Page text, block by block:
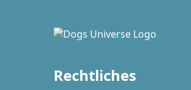
Rechtliches